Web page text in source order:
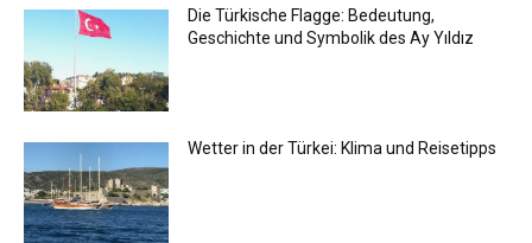
Die Türkische Flagge: Bedeutung,
Geschichte und Symbolik des Ay Yıldız
Wetter in der Türkei: Klima und Reisetipps